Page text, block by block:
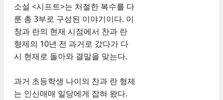
소설 <시프트>는 처절한 복수를 다
룬 총 3부로 구성된 이야기이다. 이
창과 란의 현재 시점에서 찬과 란
형제의 10년 전 과거로 갔다가 다
시 현재로 돌아와 결말을 맞는다.
과거 초등학생 나이의 찬과 란 형제
는 인신매매 일당에게 잡혀 왔다.